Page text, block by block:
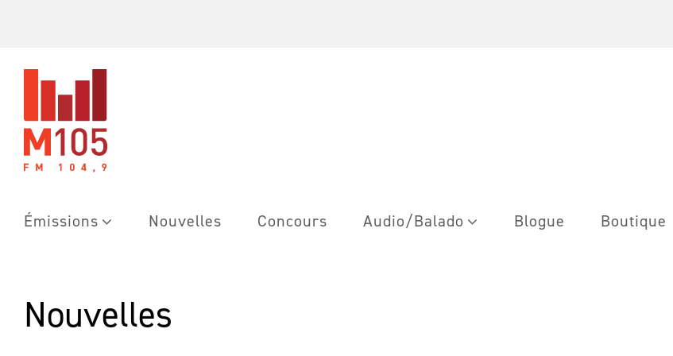
Émissions Nouvelles Concours Audio/Balado Blogue Boutique
Nouvelles